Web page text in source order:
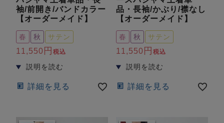
袖/前開き/バンドカラー
【オーダーメイド】
春 秋 サテン
11,550 税込
詳細を見る
品・長袖/かぶり/襟なし
【オーダーメイド】
春 秋 サテン
11,550 税込
詳細を見る